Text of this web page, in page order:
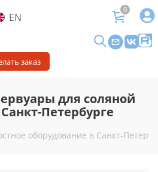
EN
0
заказ
для соляной
Петербурге
оборудование в Санкт-